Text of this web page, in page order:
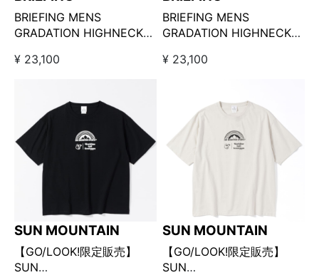
BRIEFING MENS
GRADATION HIGHNECK
BLACK
¥ 23,100
BRIEFING MENS
GRADATION HIGHNECK
GREEN
¥ 23,100
SUN MOUNTAIN
【GO/LOOK!限定販売】
SUN
SUN MOUNTAIN
【GO/LOOK!限定販売】
SUN